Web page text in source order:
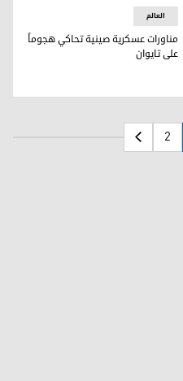
على تايوان
العالم
مناورات عسكرية صينية تحاكي هجوماً
على تايوان
2